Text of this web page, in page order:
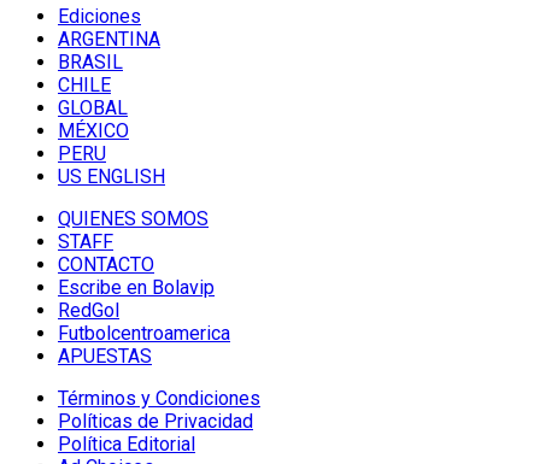
Ediciones
ARGENTINA
BRASIL
CHILE
GLOBAL
MÉXICO
PERU
US ENGLISH
QUIENES SOMOS
STAFF
CONTACTO
Escribe en Bolavip
RedGol
Futbolcentroamerica
APUESTAS
Términos y Condiciones
Políticas de Privacidad
Política Editorial